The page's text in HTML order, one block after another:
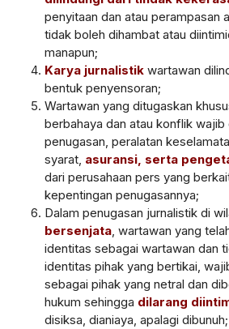
penyitaan dan atau perampasan
tidak boleh dihambat atau
manapun;
Karya jurnalistik wartawan
bentuk penyensoran;
Wartawan yang ditugaskan
berbahaya dan atau konflik
penugasan, peralatan
syarat, asuransi, serta
dari perusahaan pers yang
kepentingan penugasannya;
Dalam penugasan jurnalistik di
bersenjata, wartawan yang
identitas sebagai wartawan dan
identitas pihak yang bertikai,
sebagai pihak yang netral dan
hukum sehingga dilarang
disiksa, dianiaya, apalagi dibunuh;